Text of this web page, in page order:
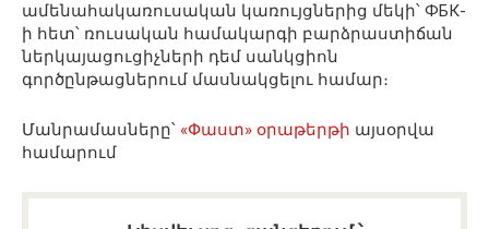
ամենահակառուսական կառույցներից մեկի՝ ФБК-
ի հետ՝ ռուսական համակարգի բարձրաստիճան
ներկայացուցիչների դեմ սանկցիոն
գործընթացներում մասնակցելու համար։
Մանրամասները՝ «Փաստ» օրաթերթի այսօրվա
համարում